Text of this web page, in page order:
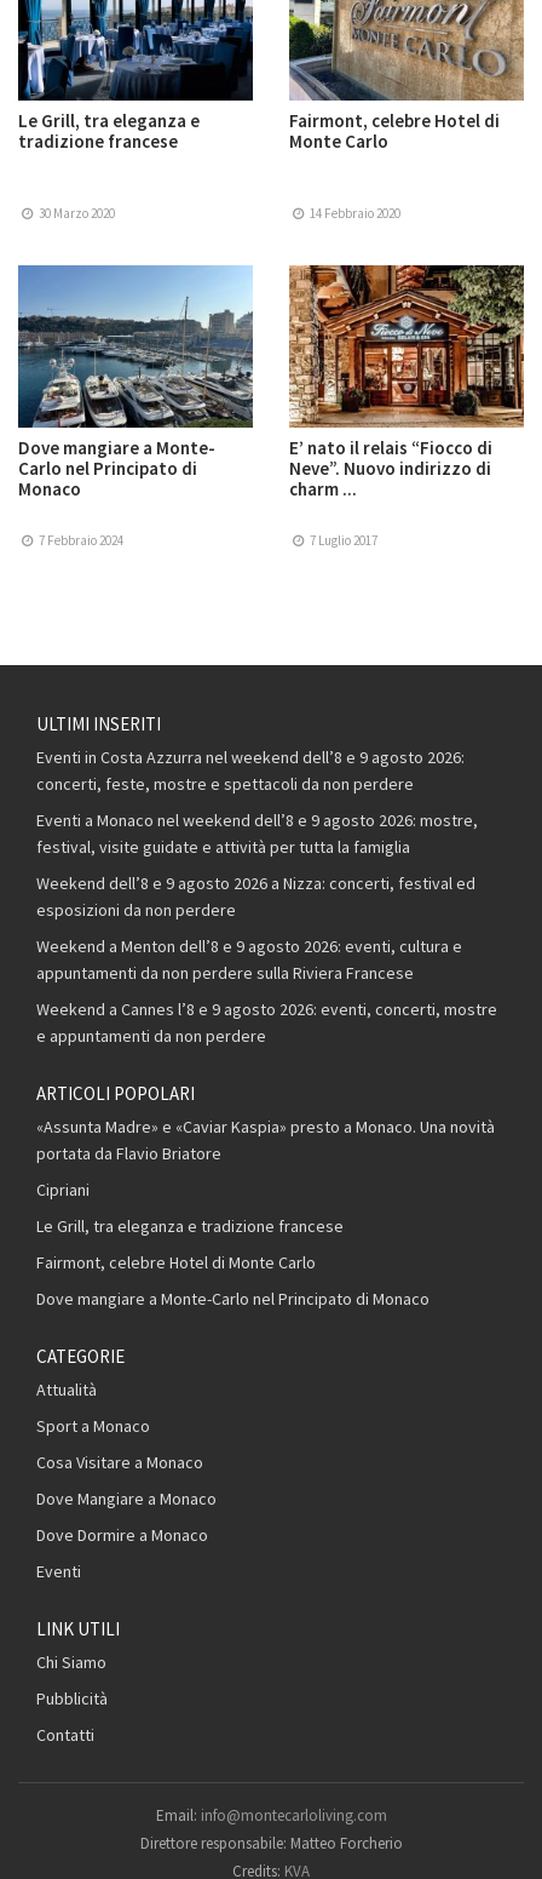
Le Grill, tra eleganza e
tradizione francese
30 Marzo 2020
Fairmont, celebre Hotel di
Monte Carlo
14 Febbraio 2020
Dove mangiare a Monte-
Carlo nel Principato di
Monaco
7 Febbraio 2024
E’ nato il relais “Fiocco di
Neve”. Nuovo indirizzo di
charm ...
7 Luglio 2017
ULTIMI INSERITI
Eventi in Costa Azzurra nel weekend dell’8 e 9 agosto 2026:
concerti, feste, mostre e spettacoli da non perdere
Eventi a Monaco nel weekend dell’8 e 9 agosto 2026: mostre,
festival, visite guidate e attività per tutta la famiglia
Weekend dell’8 e 9 agosto 2026 a Nizza: concerti, festival ed
esposizioni da non perdere
Weekend a Menton dell’8 e 9 agosto 2026: eventi, cultura e
appuntamenti da non perdere sulla Riviera Francese
Weekend a Cannes l’8 e 9 agosto 2026: eventi, concerti, mostre
e appuntamenti da non perdere
ARTICOLI POPOLARI
«Assunta Madre» e «Caviar Kaspia» presto a Monaco. Una novità
portata da Flavio Briatore
Cipriani
Le Grill, tra eleganza e tradizione francese
Fairmont, celebre Hotel di Monte Carlo
Dove mangiare a Monte-Carlo nel Principato di Monaco
CATEGORIE
Attualità
Sport a Monaco
Cosa Visitare a Monaco
Dove Mangiare a Monaco
Dove Dormire a Monaco
Eventi
LINK UTILI
Chi Siamo
Pubblicità
Contatti
Email: info@montecarloliving.com
Direttore responsabile: Matteo Forcherio
Credits: KVA